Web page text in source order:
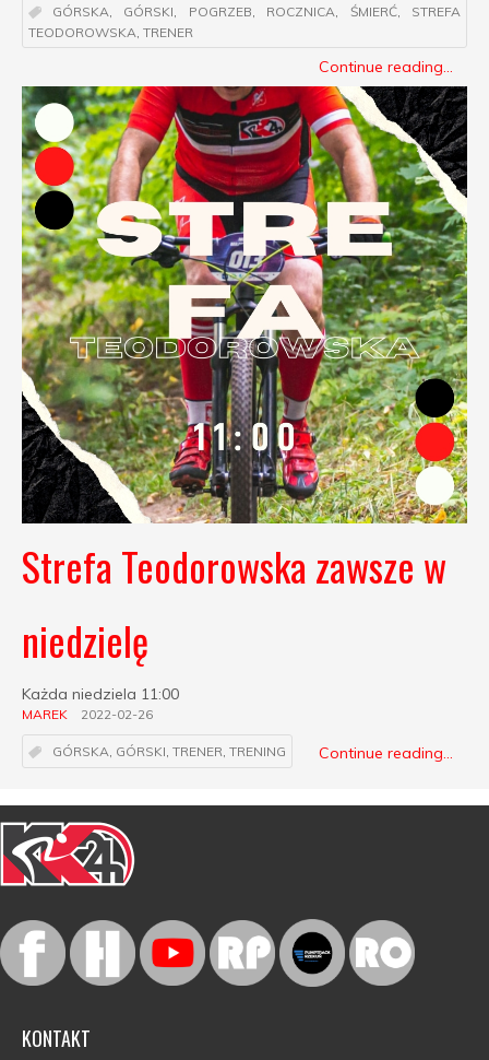
GÓRSKA, GÓRSKI, POGRZEB, ROCZNICA, ŚMIERĆ, STREFA
TEODOROWSKA, TRENER
Continue reading...
Strefa Teodorowska zawsze w
niedzielę
Każda niedziela 11:00
MAREK 2022-02-26
GÓRSKA, GÓRSKI, TRENER, TRENING Continue reading...
KONTAKT